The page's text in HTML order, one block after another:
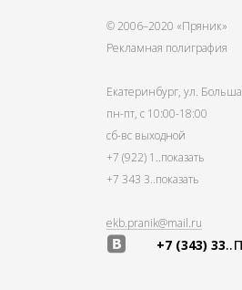
© 2006–2020 «Пряник»
Рекламная полиграфия
Екатеринбург, ул.
пн-пт, с 10:00-18:00
сб-вс выходной
+7 (922) 1 ..показать
+7 343 3..показать
ekb.pranik@mail.ru
+7 (343) 33